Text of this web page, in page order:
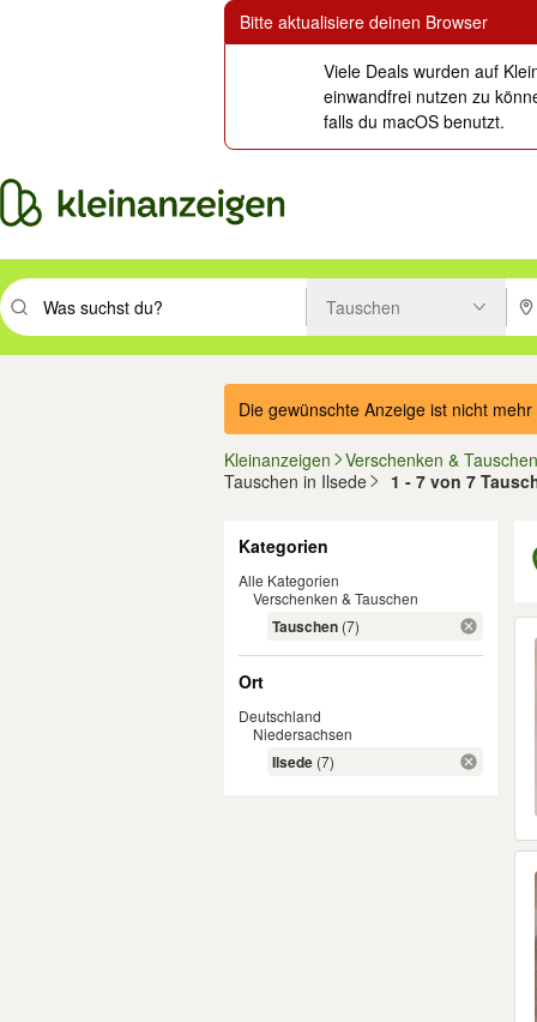
Bitte aktualisiere deinen Browser
Viele Deals wurden auf
einwandfrei nutzen zu
falls du macOS benutzt.
Suchbegriff eingeben. Eingabetaste drücken um zu suchen, oder
Tauschen
Die gewünschte Anzeige ist nicht
Kleinanzeigen
Verschenken & Tauschen
Tauschen in Ilsede
1 - 7 von 7
Kategorien
Alle Kategorien
Verschenken & Tauschen
Tauschen (7)
Ort
Deutschland
Niedersachsen
Ilsede (7)